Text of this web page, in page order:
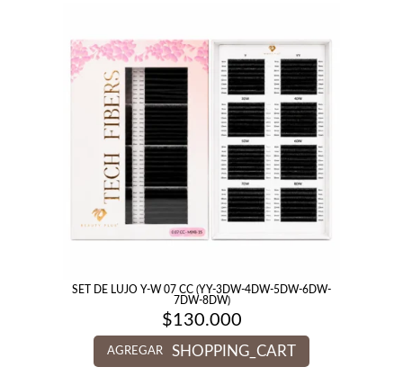
SET DE LUJO Y-W 07 CC (YY-3DW-4DW-5DW-6DW-
7DW-8DW)
$130.000
AGREGAR SHOPPING_CART